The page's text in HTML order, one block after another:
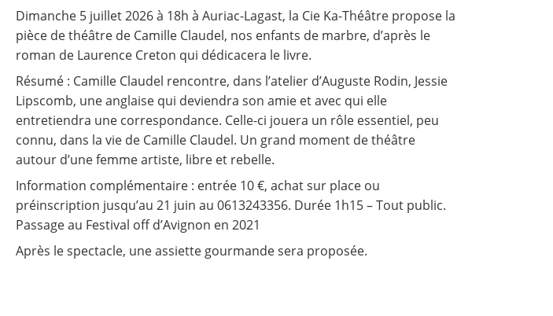
Dimanche 5 juillet 2026 à 18h à Auriac-Lagast, la Cie Ka-Théâtre propose la
pièce de théâtre de Camille Claudel, nos enfants de marbre, d’après le
roman de Laurence Creton qui dédicacera le livre.
Résumé : Camille Claudel rencontre, dans l’atelier d’Auguste Rodin, Jessie
Lipscomb, une anglaise qui deviendra son amie et avec qui elle
entretiendra une correspondance. Celle-ci jouera un rôle essentiel, peu
connu, dans la vie de Camille Claudel. Un grand moment de théâtre
autour d’une femme artiste, libre et rebelle.
Information complémentaire : entrée 10 €, achat sur place ou
préinscription jusqu’au 21 juin au 0613243356. Durée 1h15 – Tout public.
Passage au Festival off d’Avignon en 2021
Après le spectacle, une assiette gourmande sera proposée.